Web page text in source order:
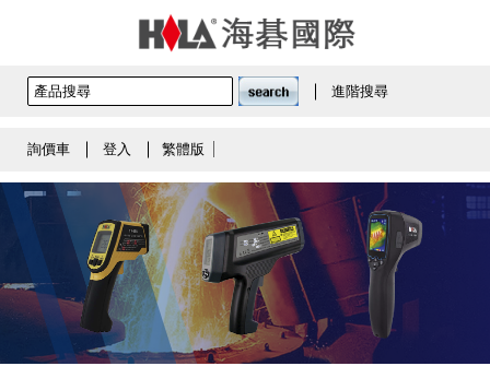
進階搜尋
詢價車 登入 繁體版